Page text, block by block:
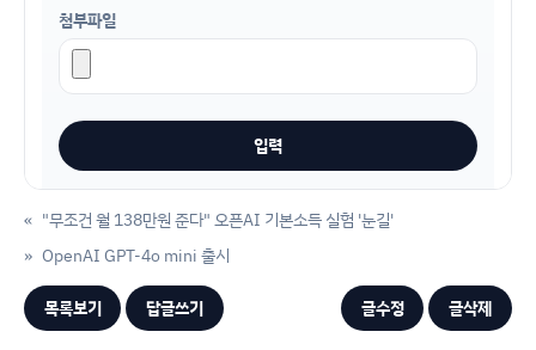
첨부파일
« "무조건 월 138만원 준다" 오픈AI 기본소득 실험 '눈길'
OpenAI GPT-4o mini 출시
»
목록보기 답글쓰기 글수정 글삭제